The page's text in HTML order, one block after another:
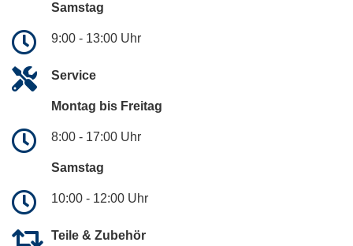
Samstag
9:00 - 13:00 Uhr
Service
Montag bis Freitag
8:00 - 17:00 Uhr
Samstag
10:00 - 12:00 Uhr
Teile & Zubehör